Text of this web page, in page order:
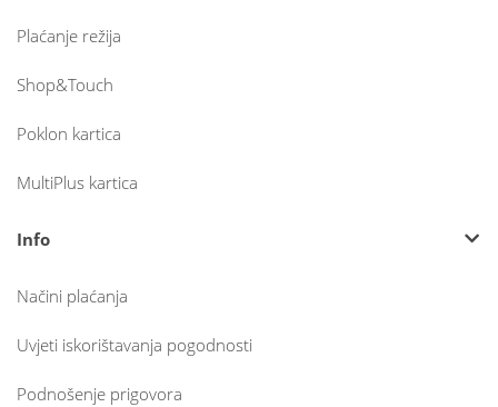
Plaćanje režija
Shop&Touch
Poklon kartica
MultiPlus kartica
Info
Načini plaćanja
Uvjeti iskorištavanja pogodnosti
Podnošenje prigovora